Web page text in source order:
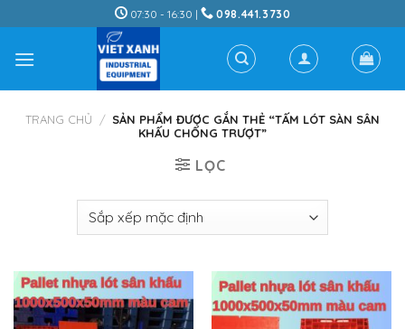
to
content
07:30 - 16:30 | 098.441.3730
TRANG CHỦ / SẢN PHẨM ĐƯỢC GẮN THẺ “TẤM LÓT SÀN SÂN
KHẤU CHỐNG TRƯỢT”
LỌC